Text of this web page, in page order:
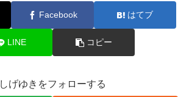
Facebook はてブ
LINE コピー
しげゆきをフォローする